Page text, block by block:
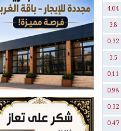
4.04
3.8
0.32
3.5
0.11
0.98
0.32
0.47